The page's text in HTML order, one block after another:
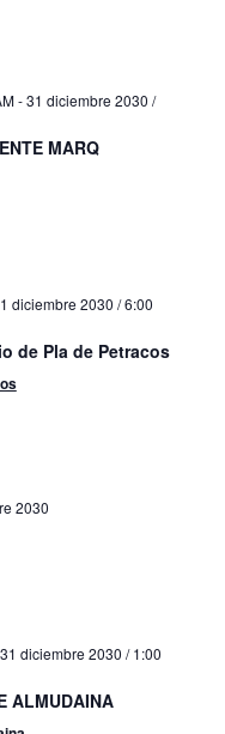
-31 diciembre 2030 /
MARQ
diciembre 2030 / 6:00
de Pla de Petracos
2030
31 diciembre 2030 / 1:00
ALMUDAINA